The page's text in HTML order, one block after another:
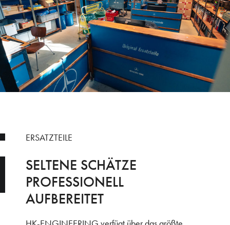
ERSATZTEILE
SELTENE SCHÄTZE
PROFESSIONELL
AUFBEREITET